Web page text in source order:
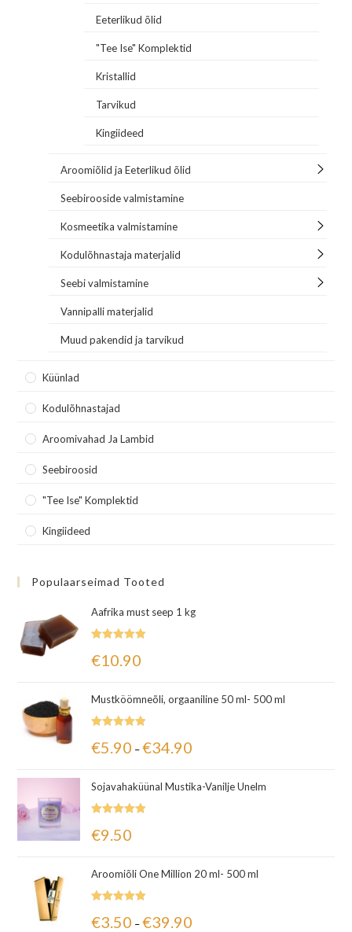
Eeterlikud õlid
"Tee Ise" Komplektid
Kristallid
Tarvikud
Kingiideed
Aroomiõlid ja Eeterlikud õlid
Seebirooside valmistamine
Kosmeetika valmistamine
Kodulõhnastaja materjalid
Seebi valmistamine
Vannipalli materjalid
Muud pakendid ja tarvikud
Küünlad
Kodulõhnastajad
Aroomivahad Ja Lambid
Seebiroosid
"Tee Ise" Komplektid
Kingiideed
Populaarseimad Tooted
Aafrika must seep 1 kg
5.00/ 5
€10.90
Mustköömneõli, orgaaniline 50 ml- 500 ml
5.00 / 5
€5.90 – €34.90
Sojavahaküünal Mustika-Vanilje Unelm
5.00 / 5
€9.50
Aroomiõli One Million 20 ml- 500 ml
5.00/ 5
€3.50 – €39.90